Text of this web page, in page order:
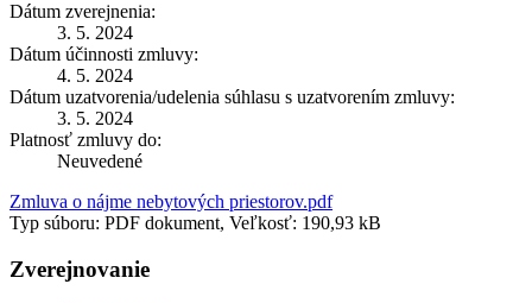
Dátum zverejnenia:
3. 5. 2024
Dátum účinnosti zmluvy:
4. 5. 2024
Dátum uzatvorenia/udelenia súhlasu s uzatvorením zmluvy:
3. 5. 2024
Platnosť zmluvy do:
Neuvedené
Zmluva o nájme nebytových priestorov.pdf
Typ súboru: PDF dokument, Veľkosť: 190,93 kB
Zverejnovanie